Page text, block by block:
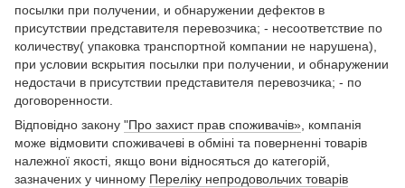
посылки при получении, и обнаружении дефектов в
присутствии представителя перевозчика; - несоответствие по
количеству( упаковка транспортной компании не нарушена),
при условии вскрытия посылки при получении, и обнаружении
недостачи в присутствии представителя перевозчика; - по
договоренности.
Відповідно закону "Про захист прав споживачів» , компанія
може відмовити споживачеві в обміні та поверненні товарів
належної якості, якщо вони відносяться до категорій,
зазначених у чинному Переліку непродовольчих товарів